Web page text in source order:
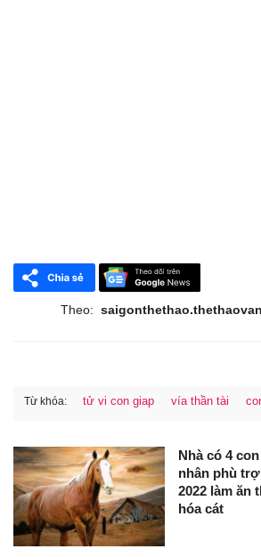
Theo:
Từ khóa: tử vi con giap vía thần tài
Nhà có 4
nhân phù
2022 làm ăn
hóa cát